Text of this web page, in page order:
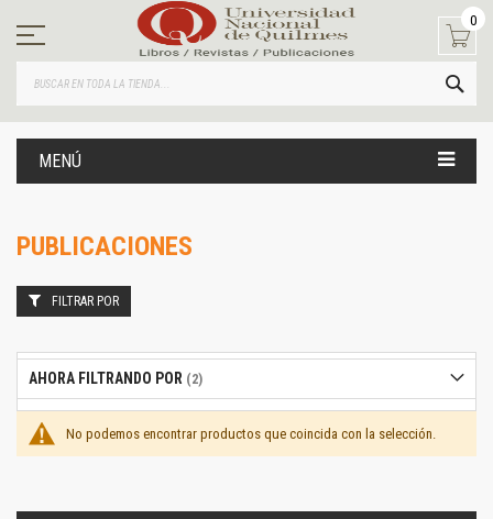
contenido
0
MENÚ
PUBLICACIONES
No podemos encontrar productos que coincida con la selección.
FILTRAR POR
AHORA FILTRANDO POR